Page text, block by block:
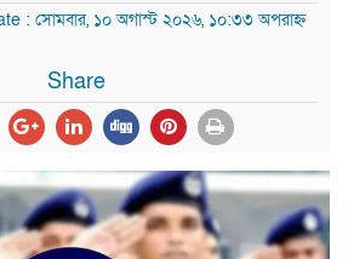
: সোমবার, ১০ অগাস্ট ২০২৬, ১০:৩৩ অপরাহ্ন
Share